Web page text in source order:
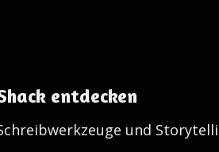
entdecken
und